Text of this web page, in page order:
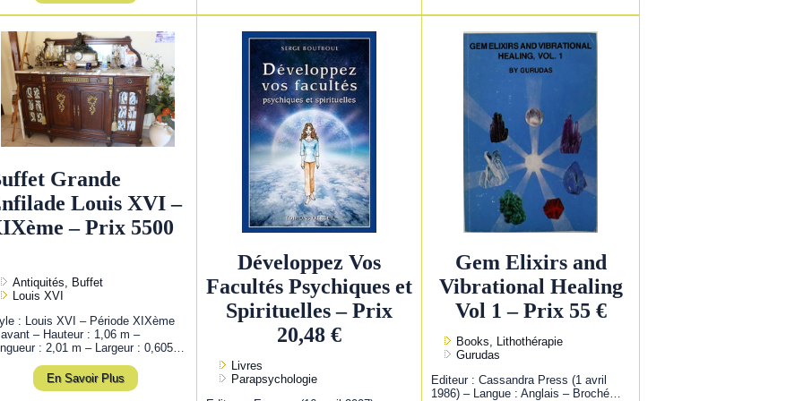
Grande
Louis XVI –
– Prix 5500
Antiquités, Buffet
Louis XVI
: Louis XVI – Période XIXème
– Hauteur : 1,06 m –
: 2,01 m – Largeur : 0,605…
En Savoir Plus
Développez Vos
Facultés Psychiques et
Spirituelles – Prix
20,48 €
Livres
Parapsychologie
Gem Elixirs and
Vibrational Healing
Vol 1 – Prix 55 €
Books, Lithothérapie
Gurudas
Editeur : Cassandra Press (1 avril
1986) – Langue : Anglais – Broché…